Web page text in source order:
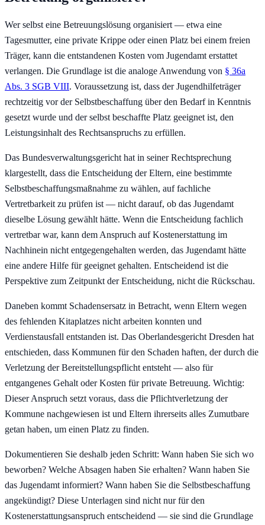
Wer selbst eine Betreuungslösung organisiert — etwa eine
Tagesmutter, eine private Krippe oder einen Platz bei einem freien
Träger, kann die entstandenen Kosten vom Jugendamt erstattet
verlangen. Die Grundlage ist die analoge Anwendung von § 36a
Abs. 3 SGB VIII. Voraussetzung ist, dass der Jugendhilfeträger
rechtzeitig vor der Selbstbeschaffung über den Bedarf in Kenntnis
gesetzt wurde und der selbst beschaffte Platz geeignet ist, den
Leistungsinhalt des Rechtsanspruchs zu erfüllen.
Das Bundesverwaltungsgericht hat in seiner Rechtsprechung
klargestellt, dass die Entscheidung der Eltern, eine bestimmte
Selbstbeschaffungsmaßnahme zu wählen, auf fachliche
Vertretbarkeit zu prüfen ist — nicht darauf, ob das Jugendamt
dieselbe Lösung gewählt hätte. Wenn die Entscheidung fachlich
vertretbar war, kann dem Anspruch auf Kostenerstattung im
Nachhinein nicht entgegengehalten werden, das Jugendamt hätte
eine andere Hilfe für geeignet gehalten. Entscheidend ist die
Perspektive zum Zeitpunkt der Entscheidung, nicht die Rückschau.
Daneben kommt Schadensersatz in Betracht, wenn Eltern wegen
des fehlenden Kitaplatzes nicht arbeiten konnten und
Verdienstausfall entstanden ist. Das Oberlandesgericht Dresden hat
entschieden, dass Kommunen für den Schaden haften, der durch die
Verletzung der Bereitstellungspflicht entsteht — also für
entgangenes Gehalt oder Kosten für private Betreuung. Wichtig:
Dieser Anspruch setzt voraus, dass die Pflichtverletzung der
Kommune nachgewiesen ist und Eltern ihrerseits alles Zumutbare
getan haben, um einen Platz zu finden.
Dokumentieren Sie deshalb jeden Schritt: Wann haben Sie sich wo
beworben? Welche Absagen haben Sie erhalten? Wann haben Sie
das Jugendamt informiert? Wann haben Sie die Selbstbeschaffung
angekündigt? Diese Unterlagen sind nicht nur für den
Kostenerstattungsanspruch entscheidend — sie sind die Grundlage